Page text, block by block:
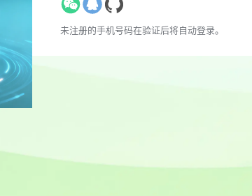
未注册的手机号码在验证后将自动登录。